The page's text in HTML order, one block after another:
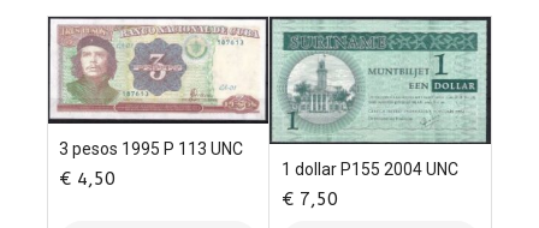
3 pesos 1995 P 113 UNC
€ 4,50 1 dollar P155 2004 UNC
€ 7,50